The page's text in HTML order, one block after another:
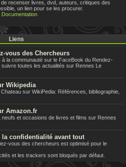
recenser livres, dvd, auteurs, critiques des
un lien pour se les procurer.
Documentation
Liens
vous des Chercheurs
à la communauté sur le FaceBook du Rendez-
toutes les actualités sur Rennes Le
Wikipedia
sur WikiPedia: Références, bibliographie,
Amazon.fr
et occasions de livres et films sur Rennes
la confidentialité avant tout
vous des chercheurs est optimisé pour le
et les trackers sont bloqués par défaut.